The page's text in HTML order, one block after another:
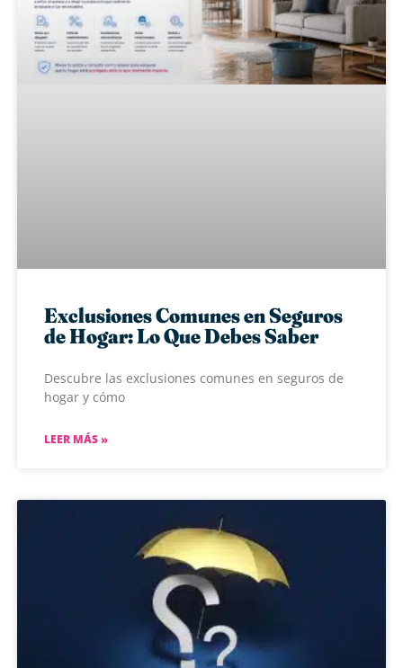
Exclusiones Comunes en Seguros
de Hogar: Lo Que Debes Saber
Descubre las exclusiones comunes en seguros de
hogar y cómo
LEER MÁS »